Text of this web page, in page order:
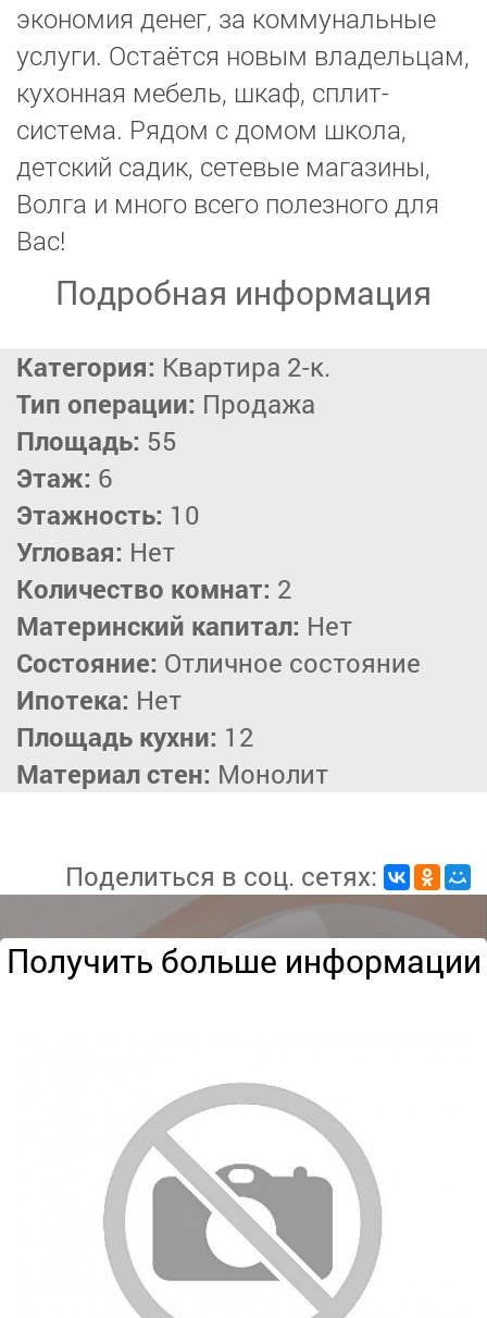
экономия денег, за коммунальные
услуги. Остаётся новым владельцам,
кухонная мебель, шкаф, сплит-
система. Рядом с домом школа,
детский садик, сетевые магазины,
Волга и много всего полезного для
Вас!
Подробная информация
Категория: Квартира 2-к.
Тип операции: Продажа
Площадь: 55
Этаж: 6
Этажность: 10
Угловая: Нет
Количество комнат: 2
Материнский капитал: Нет
Состояние: Отличное состояние
Ипотека: Нет
Площадь кухни: 12
Материал стен: Монолит
Поделиться в соц. сетях:
Получить больше информации